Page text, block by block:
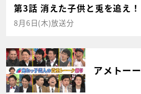
第3話 消えた子供と兎を追え！
8月6日(木)放送分
アメトー